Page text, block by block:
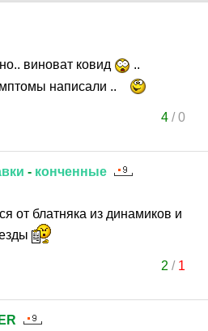
виноват ковид
..
написали ..
4/0
- конченные
от блатняка из динамиков и
2 / 1